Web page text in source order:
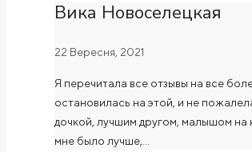
Вика Новоселецкая
22 Вересня, 2021
Я перечитала все отзывы на все
остановилась на этой, и не
дочкой, лучшим другом, малышом
мне было лучше,…